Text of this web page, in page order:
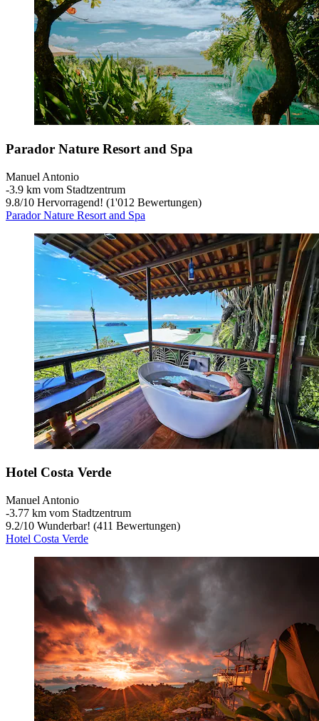
Parador Nature Resort and Spa
Manuel Antonio
‐3.9 km vom Stadtzentrum
9.8/10 Hervorragend! (1'012 Bewertungen)
Parador Nature Resort and Spa
Hotel Costa Verde
Manuel Antonio
‐3.77 km vom Stadtzentrum
9.2/10 Wunderbar! (411 Bewertungen)
Hotel Costa Verde